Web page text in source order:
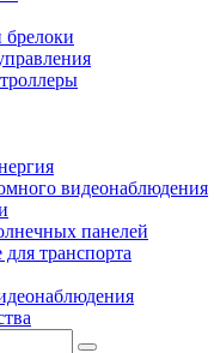
брелоки
видеонаблюдения
панелей
транспорта